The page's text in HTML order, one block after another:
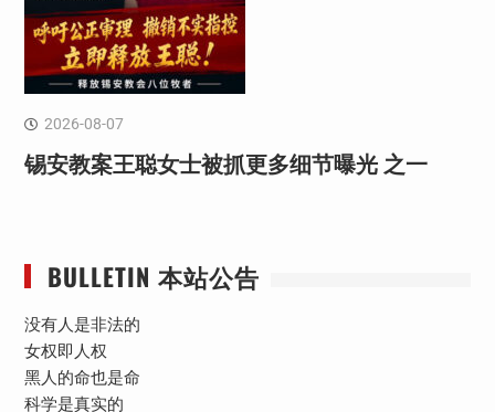
2026-08-07
锡安教案王聪女士被抓更多细节曝光 之一
BULLETIN 本站公告
没有人是非法的
女权即人权
黑人的命也是命
科学是真实的